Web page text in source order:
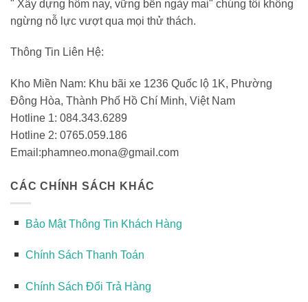
" Xây dựng hôm nay, vững bền ngày mai" chúng tôi không
ngừng nỗ lực vượt qua mọi thử thách.
Thông Tin Liên Hệ:
Kho Miền Nam: Khu bãi xe 1236 Quốc lộ 1K, Phường
Đông Hòa, Thành Phố Hồ Chí Minh, Việt Nam
Hotline 1: 084.343.6289
Hotline 2: 0765.059.186
Email:phamneo.mona@gmail.com
CÁC CHÍNH SÁCH KHÁC
Bảo Mật Thông Tin Khách Hàng
Chính Sách Thanh Toán
Chính Sách Đổi Trả Hàng